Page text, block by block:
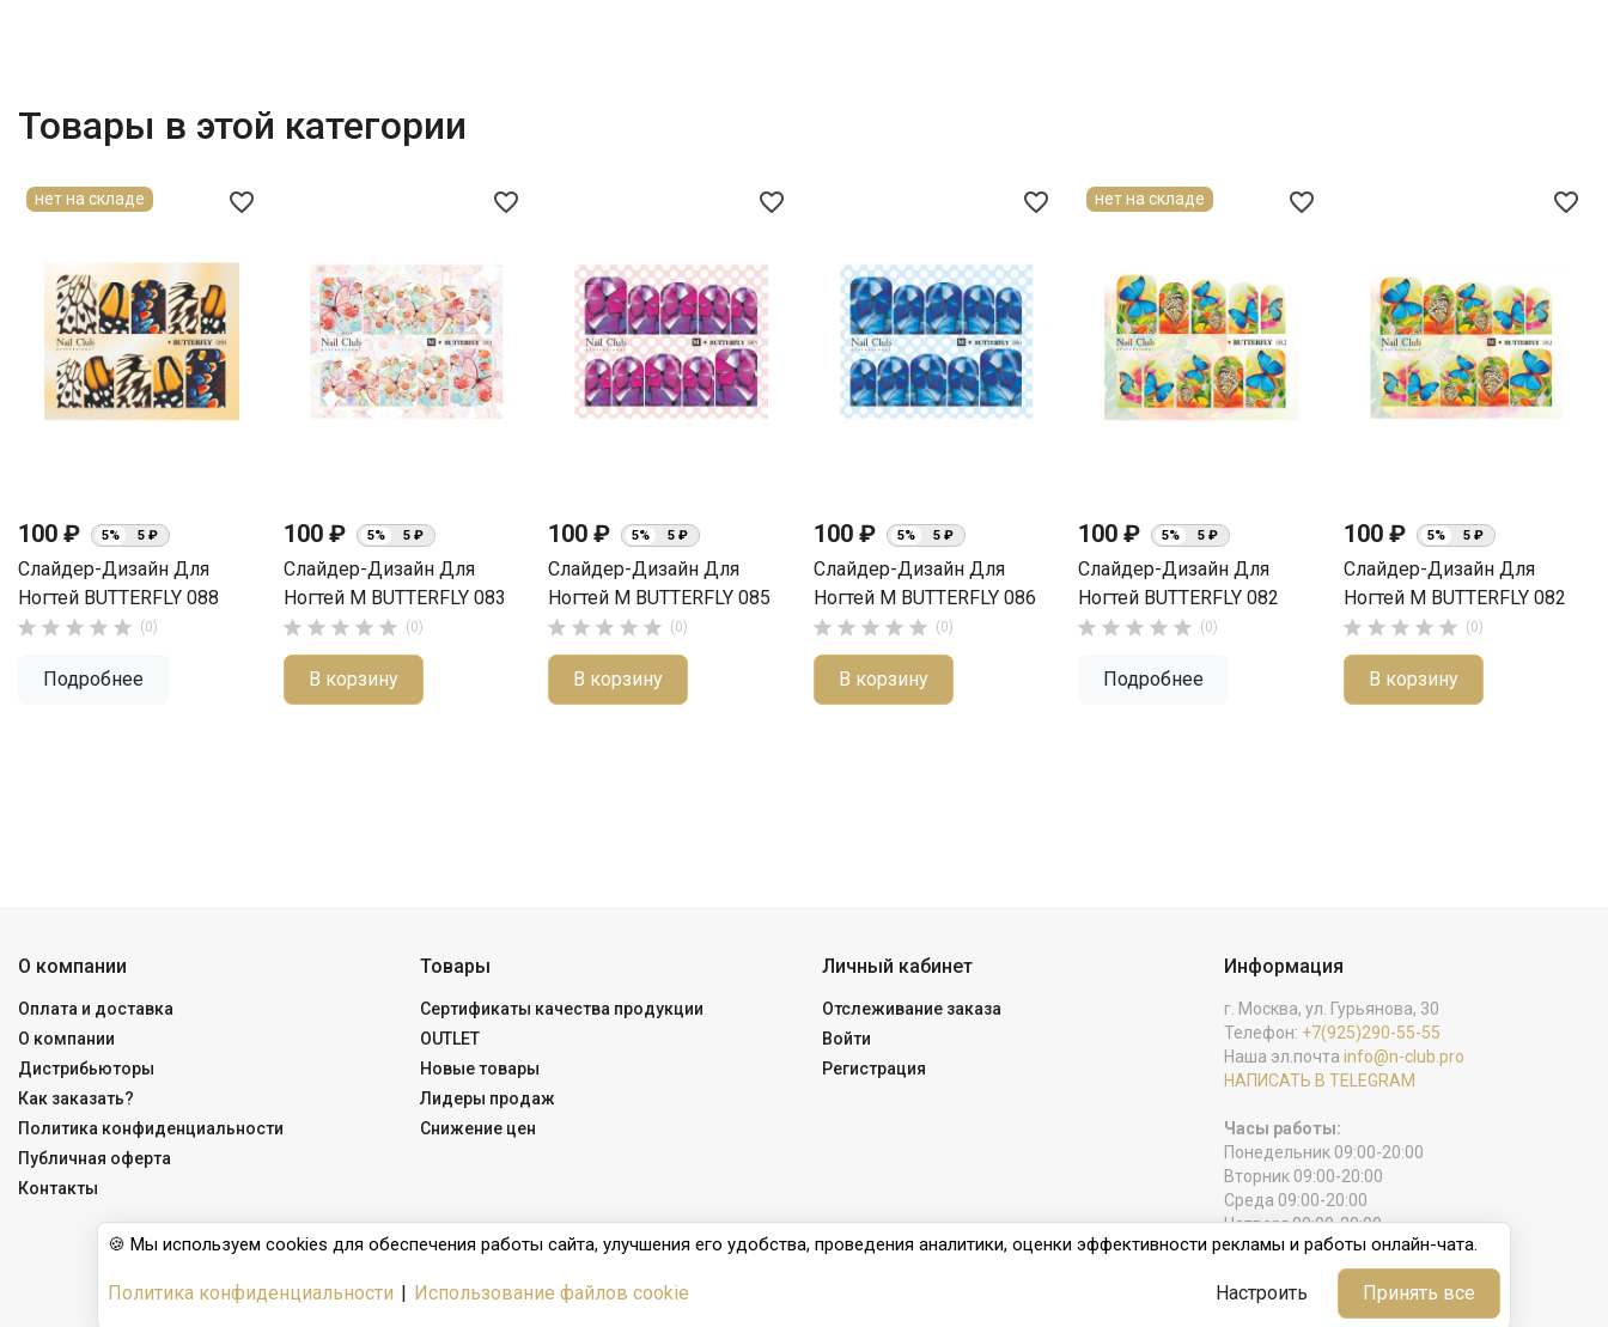
Товары в этой категории
favorite_border
100 ₽ 5% 5 ₽
Слайдер-Дизайн Для
Ногтей BUTTERFLY 088
     (0)
Подробнее
нет на складе favorite_border
100 ₽ 5% 5 ₽
Слайдер-Дизайн Для
Ногтей М BUTTERFLY 083
     (0)
В корзину
favorite_border
100 ₽ 5% 5 ₽
Слайдер-Дизайн Для
Ногтей М BUTTERFLY 085
     (0)
В корзину
favorite_border
100 ₽ 5% 5 ₽
Слайдер-Дизайн Для
Ногтей М BUTTERFLY 086
     (0)
В корзину
favorite_border
100 ₽ 5% 5 ₽
Слайдер-Дизайн Для
Ногтей BUTTERFLY 082
     (0)
Подробнее
нет на складе favorite_border
100 ₽ 5% 5 ₽
Слайдер-Дизайн Для
Ногтей М BUTTERFLY 082
     (0)
В корзину
О компании
Оплата и доставка
О компании
Дистрибьюторы
Как заказать?
Политика конфиденциальности
Публичная оферта
Контакты
Товары
Сертификаты качества продукции
OUTLET
Новые товары
Лидеры продаж
Снижение цен
Личный кабинет
Отслеживание заказа
Войти
Регистрация
Информация
г. Москва, ул. Гурьянова, 30
Телефон: +7(925)290-55-55
Наша эл.почта info@n-club.pro
НАПИСАТЬ В TELEGRAM
Часы работы:
Понедельник 09:00-20:00
Вторник 09:00-20:00
Среда 09:00-20:00
Четверг 09:00-20:00
Пятница 09:00-20:00
Суббота 09:00-20:00
Воскресенье выходной
🍪 Мы используем cookies для обеспечения работы сайта, улучшения его удобства, проведения аналитики, оценки эффективности рекламы и работы онлайн-чата.
Политика конфиденциальности | Использование файлов cookie Настроить Принять все